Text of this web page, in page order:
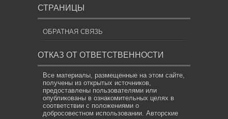
СТРАНИЦЫ
ОБРАТНАЯ СВЯЗЬ
ОТКАЗ ОТ ОТВЕТСТВЕННОСТИ
Все материалы, размещенные на этом сайте,
получены из открытых источников,
предоставлены пользователями или
опубликованы в ознакомительных целях в
соответствии с положениями о
добросовестном использовании. Авторские